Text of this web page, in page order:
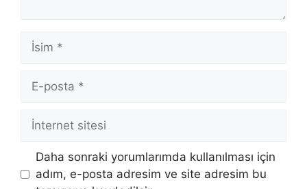
İsim
posta
İnternet
sitesi
Daha sonraki yorumlarımda kullanılması için
adım, e-posta adresim ve site adresim bu